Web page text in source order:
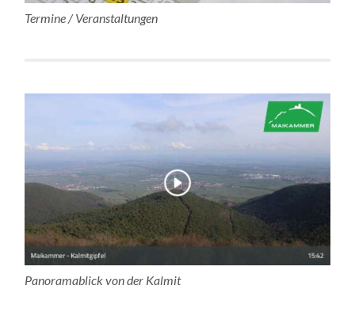
Termine / Veranstaltungen
Panoramablick von der Kalmit